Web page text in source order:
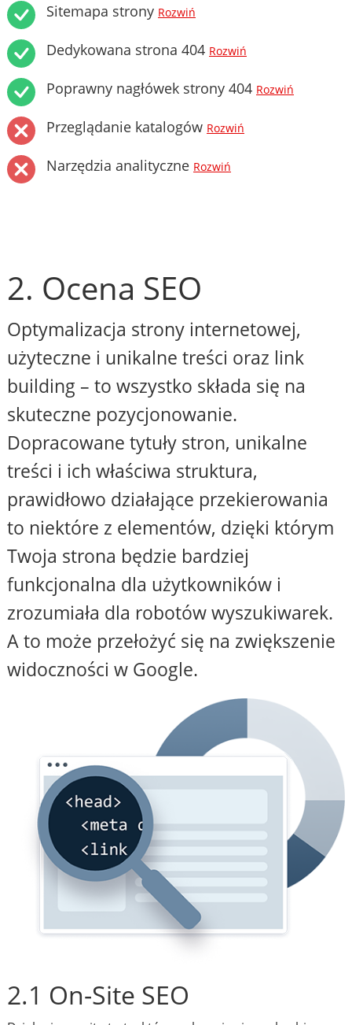
Sitemapa strony Rozwiń
Dedykowana strona 404 Rozwiń
Poprawny nagłówek strony 404 Rozwiń
Przeglądanie katalogów Rozwiń
Narzędzia analityczne Rozwiń
2. Ocena SEO
Optymalizacja strony internetowej,
użyteczne i unikalne treści oraz link
building – to wszystko składa się na
skuteczne pozycjonowanie.
Dopracowane tytuły stron, unikalne
treści i ich właściwa struktura,
prawidłowo działające przekierowania
to niektóre z elementów, dzięki którym
Twoja strona będzie bardziej
funkcjonalna dla użytkowników i
zrozumiała dla robotów wyszukiwarek.
A to może przełożyć się na zwiększenie
widoczności w Google.
2.1 On-Site SEO